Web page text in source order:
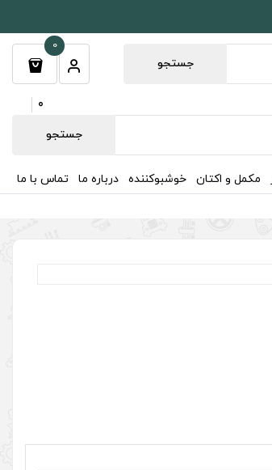
جستجو
0
0
جستجو
مکمل و اکتان خوشبوکننده درباره ما تماس با ما